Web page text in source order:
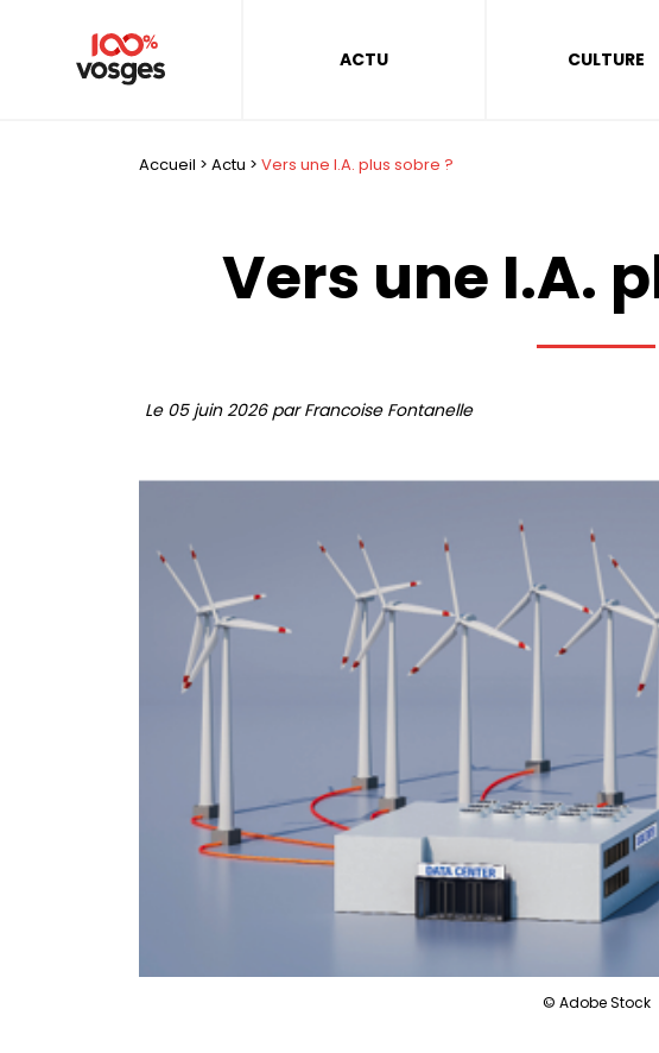
ACTU CULTURE
Accueil > Actu > Vers une I.A. plus sobre ?
Vers une I.A.
Le 05 juin 2026 par Francoise Fontanelle
© Adobe Stock